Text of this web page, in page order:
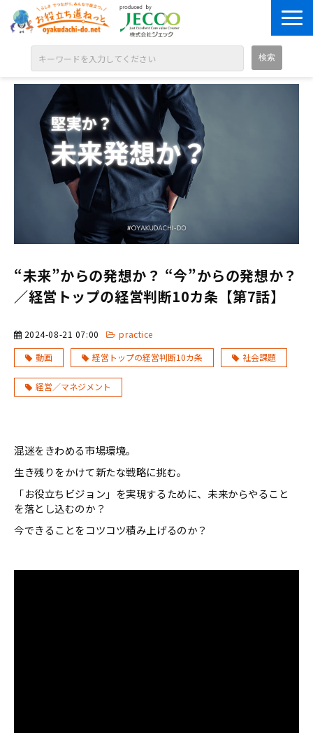
ABOUT
目的別に探す
ジャンル別に探す
シリーズ別に探す
OPEN BADGE
GALLERY
お知らせ
SOLUTION
“未来”からの発想か？ “今”からの発想か？
／経営トップの経営判断10カ条【第7話】
2024-08-21 07:00
practice
動画
経営トップの経営判断10カ条 社会課題
経営／マネジメント
混迷をきわめる市場環境。
生き残りをかけて新たな戦略に挑む。
「お役立ちビジョン」を実現するために、未来からやること
を落とし込むのか？
今できることをコツコツ積み上げるのか？